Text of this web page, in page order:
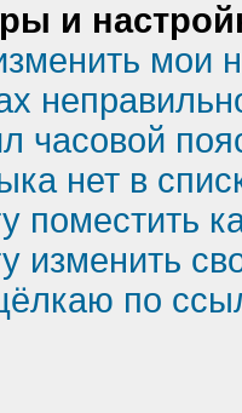
и
мои
часовой
нет в
поместить
изменить
по